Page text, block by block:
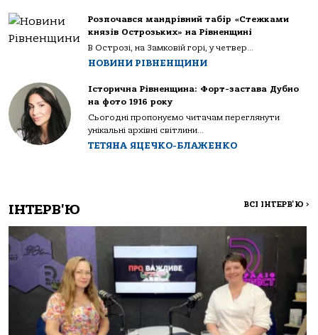
Розпочався мандрівний табір «Стежками
князів Острозьких» на Рівненщині
В Острозі, на Замковій горі, у четвер...
НОВИНИ РІВНЕНЩИНИ
Історична Рівненщина: Форт-застава Дубно
на фото 1916 року
Сьогодні пропонуємо читачам переглянути
унікальні архівні світлини...
ТЕТЯНА ЯЦЕЧКО-БЛАЖЕНКО
ІНТЕРВ'Ю ВСІ ІНТЕРВ'Ю >